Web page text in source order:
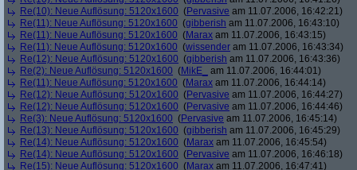
Re(10): Neue Auflösung: 5120x1600 (Pervasive am 11.07.2006, 16:42:21)
Re(11): Neue Auflösung: 5120x1600 (gibberish am 11.07.2006, 16:43:10)
Re(11): Neue Auflösung: 5120x1600 (Marax am 11.07.2006, 16:43:15)
Re(11): Neue Auflösung: 5120x1600 (wissender am 11.07.2006, 16:43:34)
Re(12): Neue Auflösung: 5120x1600 (gibberish am 11.07.2006, 16:43:36)
Re(2): Neue Auflösung: 5120x1600 (MikE_
am 11.07.2006, 16:44:01)
Re(11): Neue Auflösung: 5120x1600 (Marax am 11.07.2006, 16:44:14)
Re(12): Neue Auflösung: 5120x1600 (Pervasive am 11.07.2006, 16:44:27)
Re(12): Neue Auflösung: 5120x1600 (Pervasive am 11.07.2006, 16:44:46)
Re(3): Neue Auflösung: 5120x1600 (Pervasive am 11.07.2006, 16:45:14)
Re(13): Neue Auflösung: 5120x1600 (gibberish am 11.07.2006, 16:45:29)
Re(14): Neue Auflösung: 5120x1600 (Marax am 11.07.2006, 16:45:54)
Re(14): Neue Auflösung: 5120x1600 (Pervasive am 11.07.2006, 16:46:18)
Re(15): Neue Auflösung: 5120x1600 (Marax am 11.07.2006, 16:47:41)